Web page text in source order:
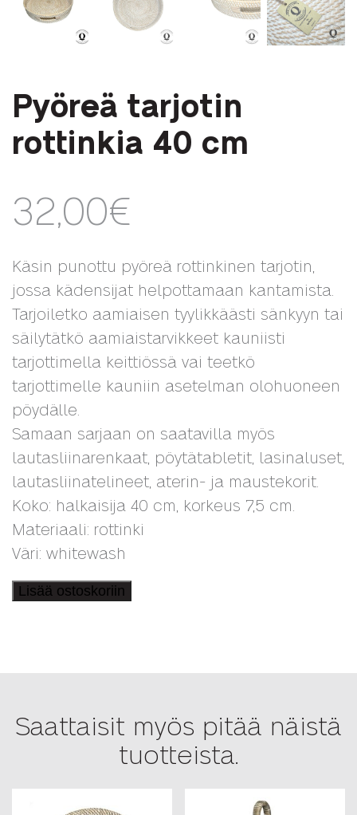
Pyöreä tarjotin
rottinkia 40 cm
32,00€
Käsin punottu pyöreä rottinkinen tarjotin,
jossa kädensijat helpottamaan kantamista.
Tarjoiletko aamiaisen tyylikkäästi sänkyyn tai
säilytätkö aamiaistarvikkeet kauniisti
tarjottimella keittiössä vai teetkö
tarjottimelle kauniin asetelman olohuoneen
pöydälle.
Samaan sarjaan on saatavilla myös
lautasliinarenkaat, pöytätabletit, lasinaluset,
lautasliinatelineet, aterin- ja maustekorit.
Koko: halkaisija 40 cm, korkeus 7,5 cm.
Materiaali: rottinki
Väri: whitewash
Pyöreä
tarjotin
Lisää ostoskoriin
Saattaisit myös pitää näistä
tuotteista.